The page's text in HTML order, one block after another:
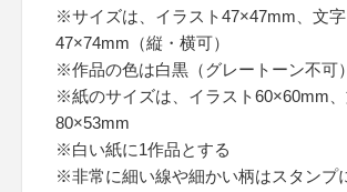
※サイズは、イラスト47×47mm、文字
47×74mm（縦・横可）
※作品の色は白黒（グレートーン不可）
※紙のサイズは、イラスト60×60mm
80×53mm
※白い紙に1作品とする
※非常に細い線や細かい柄はスタンプ